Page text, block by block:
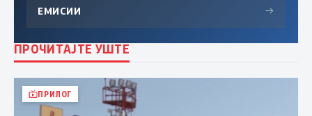
ЕМИСИИ →
ПРОЧИТАЈТЕ УШТЕ
ПРИЛОГ